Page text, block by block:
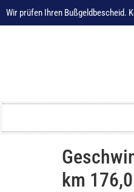
Wir prüfen Ihren Bußgeldbescheid.
km 176,0